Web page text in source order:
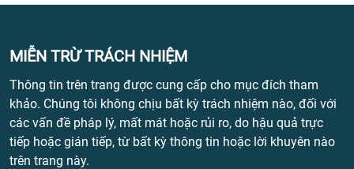
MIỄN TRỪ TRÁCH NHIỆM
Thông tin trên trang được cung cấp cho mục đích tham
khảo. Chúng tôi không chịu bất kỳ trách nhiệm nào, đối với
các vấn đề pháp lý, mất mát hoặc rủi ro, do hậu quả trực
tiếp hoặc gián tiếp, từ bất kỳ thông tin hoặc lời khuyên nào
trên trang này.